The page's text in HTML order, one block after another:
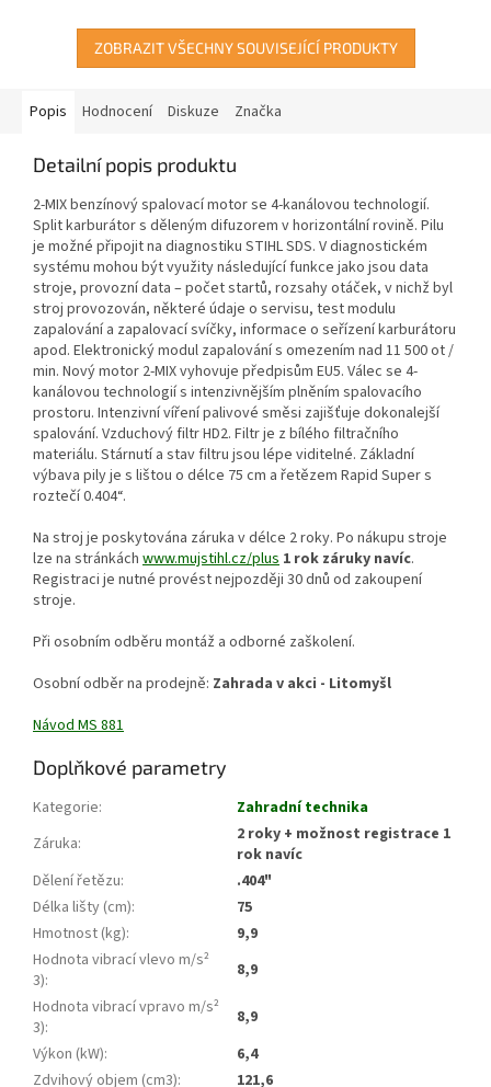
ZOBRAZIT VŠECHNY SOUVISEJÍCÍ PRODUKTY
Popis Hodnocení Diskuze Značka
Detailní popis produktu
2-MIX benzínový spalovací motor se 4-kanálovou technologií.
Split karburátor s děleným difuzorem v horizontální rovině. Pilu
je možné připojit na diagnostiku STIHL SDS. V diagnostickém
systému mohou být využity následující funkce jako jsou data
stroje, provozní data – počet startů, rozsahy otáček, v nichž byl
stroj provozován, některé údaje o servisu, test modulu
zapalování a zapalovací svíčky, informace o seřízení karburátoru
apod. Elektronický modul zapalování s omezením nad 11 500 ot /
min. Nový motor 2-MIX vyhovuje předpisům EU5. Válec se 4-
kanálovou technologií s intenzivnějším plněním spalovacího
prostoru. Intenzivní víření palivové směsi zajišťuje dokonalejší
spalování. Vzduchový filtr HD2. Filtr je z bílého filtračního
materiálu. Stárnutí a stav filtru jsou lépe viditelné. Základní
výbava pily je s lištou o délce 75 cm a řetězem Rapid Super s
roztečí 0.404“.
Na stroj je poskytována záruka v délce 2 roky. Po nákupu stroje
lze na stránkách www.mujstihl.cz/plus 1 rok záruky navíc.
Registraci je nutné provést nejpozději 30 dnů od zakoupení
stroje.
Při osobním odběru montáž a odborné zaškolení.
Osobní odběr na prodejně: Zahrada v akci - Litomyšl
Návod MS 881
Doplňkové parametry
Kategorie:
Zahradní technika
Záruka:
2 roky + možnost registrace 1
rok navíc
Dělení řetězu:
.404"
Délka lišty (cm):
75
Hmotnost (kg):
9,9
Hodnota vibrací vlevo m/s²
3):
8,9
Hodnota vibrací vpravo m/s²
3):
8,9
Výkon (kW):
6,4
Zdvihový objem (cm3):
121,6